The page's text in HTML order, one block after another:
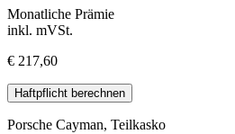
Monatliche Prämie
inkl. mVSt.
€ 217,60
Haftpflicht berechnen
Porsche Cayman, Teilkasko